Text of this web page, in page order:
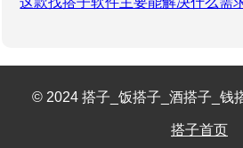
© 2024 搭子_饭搭子_酒搭子_钱
搭子首页